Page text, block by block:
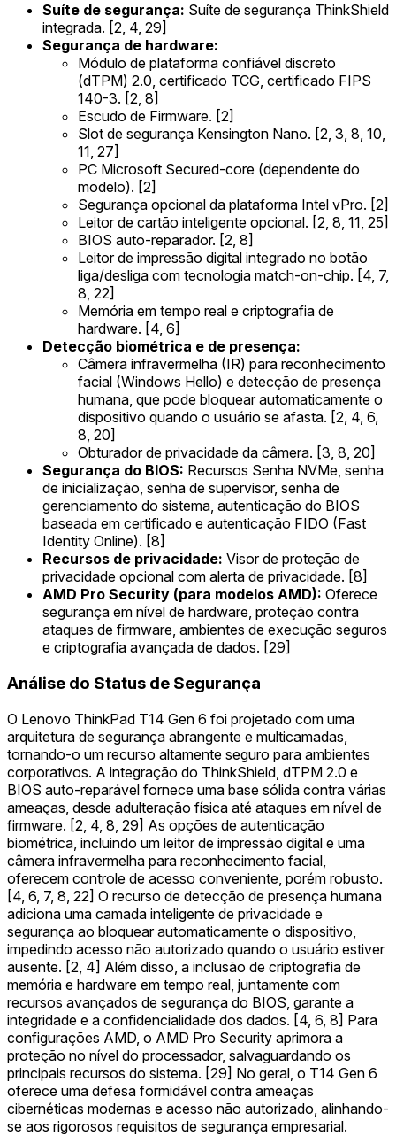
Suíte de segurança: Suíte de segurança ThinkShield
integrada. [2, 4, 29]
Segurança de hardware:
Módulo de plataforma confiável discreto
(dTPM) 2.0, certificado TCG, certificado FIPS
140-3. [2, 8]
Escudo de Firmware. [2]
Slot de segurança Kensington Nano. [2, 3, 8, 10,
11, 27]
PC Microsoft Secured-core (dependente do
modelo). [2]
Segurança opcional da plataforma Intel vPro. [2]
Leitor de cartão inteligente opcional. [2, 8, 11, 25]
BIOS auto-reparador. [2, 8]
Leitor de impressão digital integrado no botão
liga/desliga com tecnologia match-on-chip. [4, 7,
8, 22]
Memória em tempo real e criptografia de
hardware. [4, 6]
Detecção biométrica e de presença:
Câmera infravermelha (IR) para reconhecimento
facial (Windows Hello) e detecção de presença
humana, que pode bloquear automaticamente o
dispositivo quando o usuário se afasta. [2, 4, 6,
8, 20]
Obturador de privacidade da câmera. [3, 8, 20]
Segurança do BIOS: Recursos Senha NVMe, senha
de inicialização, senha de supervisor, senha de
gerenciamento do sistema, autenticação do BIOS
baseada em certificado e autenticação FIDO (Fast
Identity Online). [8]
Recursos de privacidade: Visor de proteção de
privacidade opcional com alerta de privacidade. [8]
AMD Pro Security (para modelos AMD): Oferece
segurança em nível de hardware, proteção contra
ataques de firmware, ambientes de execução seguros
e criptografia avançada de dados. [29]
Análise do Status de Segurança
O Lenovo ThinkPad T14 Gen 6 foi projetado com uma
arquitetura de segurança abrangente e multicamadas,
tornando-o um recurso altamente seguro para ambientes
corporativos. A integração do ThinkShield, dTPM 2.0 e
BIOS auto-reparável fornece uma base sólida contra várias
ameaças, desde adulteração física até ataques em nível de
firmware. [2, 4, 8, 29] As opções de autenticação
biométrica, incluindo um leitor de impressão digital e uma
câmera infravermelha para reconhecimento facial,
oferecem controle de acesso conveniente, porém robusto.
[4, 6, 7, 8, 22] O recurso de detecção de presença humana
adiciona uma camada inteligente de privacidade e
segurança ao bloquear automaticamente o dispositivo,
impedindo acesso não autorizado quando o usuário estiver
ausente. [2, 4] Além disso, a inclusão de criptografia de
memória e hardware em tempo real, juntamente com
recursos avançados de segurança do BIOS, garante a
integridade e a confidencialidade dos dados. [4, 6, 8] Para
configurações AMD, o AMD Pro Security aprimora a
proteção no nível do processador, salvaguardando os
principais recursos do sistema. [29] No geral, o T14 Gen 6
oferece uma defesa formidável contra ameaças
cibernéticas modernas e acesso não autorizado, alinhando-
se aos rigorosos requisitos de segurança empresarial.